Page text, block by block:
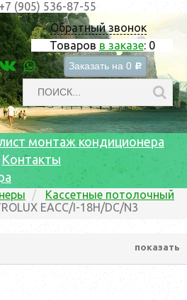
Обратный звонок
Товаров в заказе: 0
Заказать на 0 c
+7 (905) 536-87-55
монтаж кондиционера
Контакты
Кассетные потолочный
EACC/I-18H/DC/N3
показать